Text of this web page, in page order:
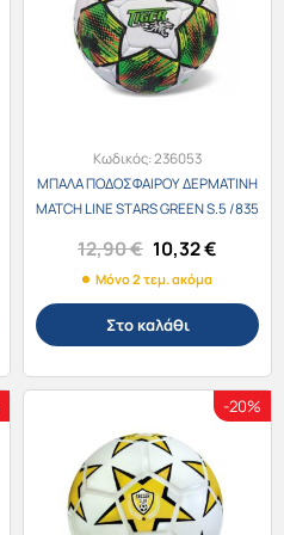
Κωδικός:236053
ΜΠΑΛΑ ΠΟΔΟΣΦΑΙΡΟΥ ΔΕΡΜΑΤΙΝΗ
MATCH LINE STARS GREEN S.5 /835
12,90€ Original
price
was:
12,90 €.
10,32€
είναι:
10,32 €.
Μόνο 2 τεμ. ακόμα
Στο καλάθι
-20%